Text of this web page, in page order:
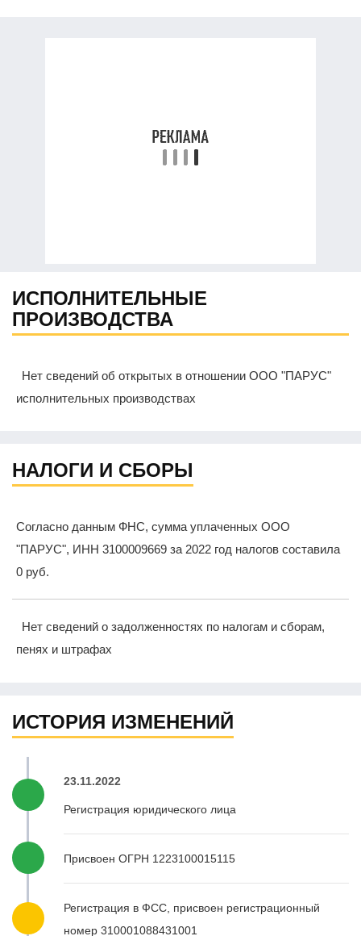
ИСПОЛНИТЕЛЬНЫЕ
ПРОИЗВОДСТВА
Нет сведений об открытых в отношении ООО "ПАРУС"
исполнительных производствах
НАЛОГИ И СБОРЫ
Согласно данным ФНС, сумма уплаченных ООО
"ПАРУС", ИНН 3100009669 за 2022 год налогов составила
0 руб.
Нет сведений о задолженностях по налогам и сборам,
пенях и штрафах
ИСТОРИЯ ИЗМЕНЕНИЙ
23.11.2022
Регистрация юридического лица
Присвоен ОГРН 1223100015115
Регистрация в ФСС, присвоен регистрационный
номер 310001088431001